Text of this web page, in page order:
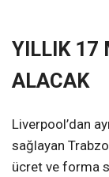
YILLIK 17
ALACAK
Liverpool’dan
sağlayan
ücret ve forma